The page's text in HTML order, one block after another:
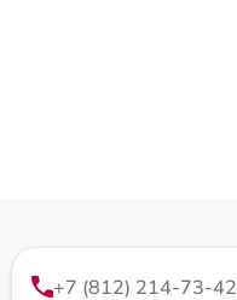
+7 (812) 214-73-42